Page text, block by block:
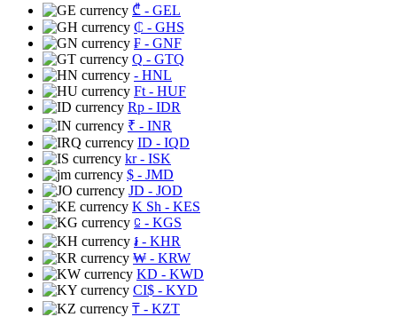
₾ - GEL
₵ - GHS
₣ - GNF
Q - GTQ
- HNL
Ft - HUF
Rp - IDR
₹ - INR
ID - IQD
kr- ISK
$ - JMD
JD - JOD
K Sh - KES
⃀ - KGS
៛ - KHR
₩ - KRW
KD - KWD
CI$ - KYD
₸ - KZT